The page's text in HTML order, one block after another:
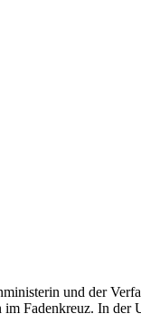
und der
Fadenkreuz. In